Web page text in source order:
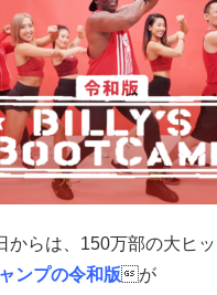
からは、150万部の大ヒ
ンプの令和版 が